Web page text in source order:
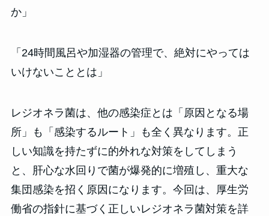
か」
「24時間風呂や加湿器の管理で、絶対にやっては
いけないこととは」
レジオネラ菌は、他の感染症とは「原因となる場
所」も「感染するルート」も全く異なります。正
しい知識を持たずに的外れな対策をしてしまう
と、肝心な水回りで菌が爆発的に増殖し、重大な
集団感染を招く原因になります。今回は、厚生労
働省の指針に基づく正しいレジオネラ菌対策を詳